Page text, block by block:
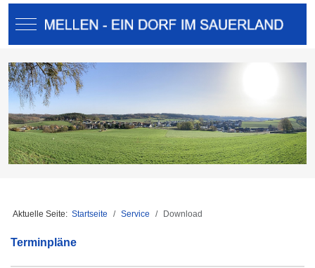
Mobile Menu Toggle
Aktuelle Seite: Startseite Service Download
Terminpläne